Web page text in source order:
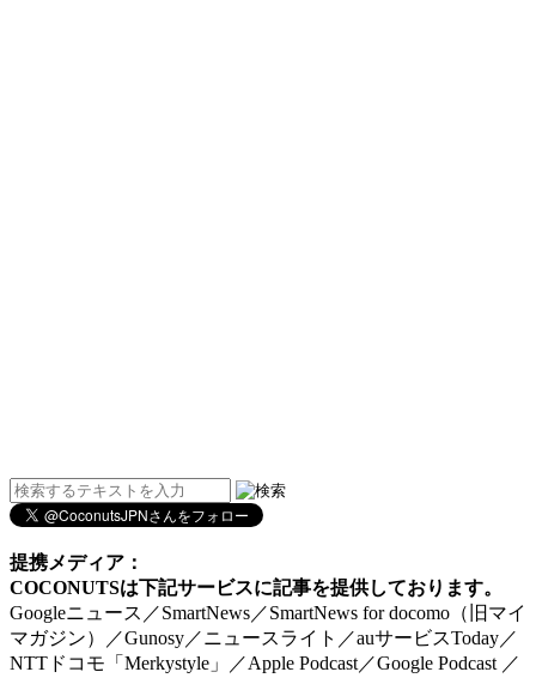
提携メディア：
COCONUTSは下記サービスに記事を提供しております。
Googleニュース／SmartNews／SmartNews for docomo（旧マイ
マガジン）／Gunosy／ニュースライト／auサービスToday／
NTTドコモ「Merkystyle」／Apple Podcast／Google Podcast ／